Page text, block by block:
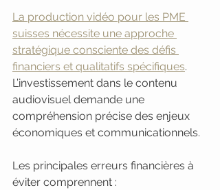
La production vidéo pour les PME
suisses nécessite une approche
stratégique consciente des défis
financiers et qualitatifs spécifiques.
L’investissement dans le contenu
audiovisuel demande une
compréhension précise des enjeux
économiques et communicationnels.
Les principales erreurs financières à
éviter comprennent :